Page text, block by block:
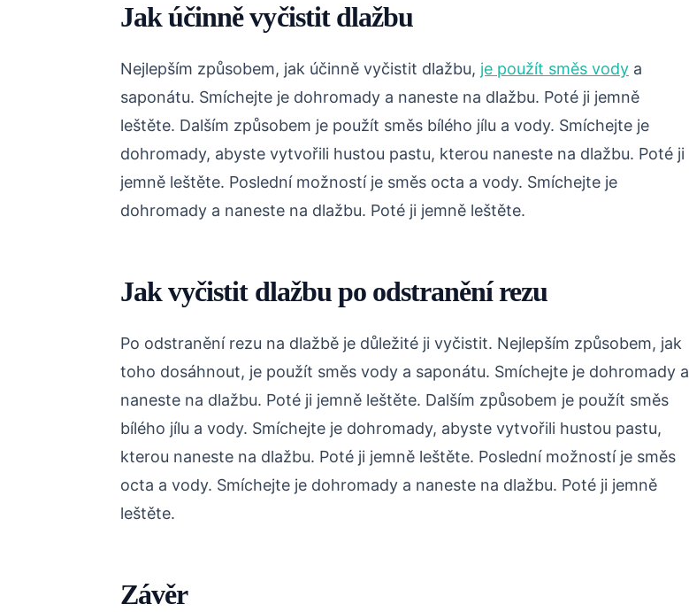
Jak účinně vyčistit dlažbu
Nejlepším způsobem, jak účinně vyčistit dlažbu, je použít směs vody a
saponátu. Smíchejte je dohromady a naneste na dlažbu. Poté ji jemně
leštěte. Dalším způsobem je použít směs bílého jílu a vody. Smíchejte je
dohromady, abyste vytvořili hustou pastu, kterou naneste na dlažbu. Poté ji
jemně leštěte. Poslední možností je směs octa a vody. Smíchejte je
dohromady a naneste na dlažbu. Poté ji jemně leštěte.
Jak vyčistit dlažbu po odstranění rezu
Po odstranění rezu na dlažbě je důležité ji vyčistit. Nejlepším způsobem, jak
toho dosáhnout, je použít směs vody a saponátu. Smíchejte je dohromady a
naneste na dlažbu. Poté ji jemně leštěte. Dalším způsobem je použít směs
bílého jílu a vody. Smíchejte je dohromady, abyste vytvořili hustou pastu,
kterou naneste na dlažbu. Poté ji jemně leštěte. Poslední možností je směs
octa a vody. Smíchejte je dohromady a naneste na dlažbu. Poté ji jemně
leštěte.
Závěr